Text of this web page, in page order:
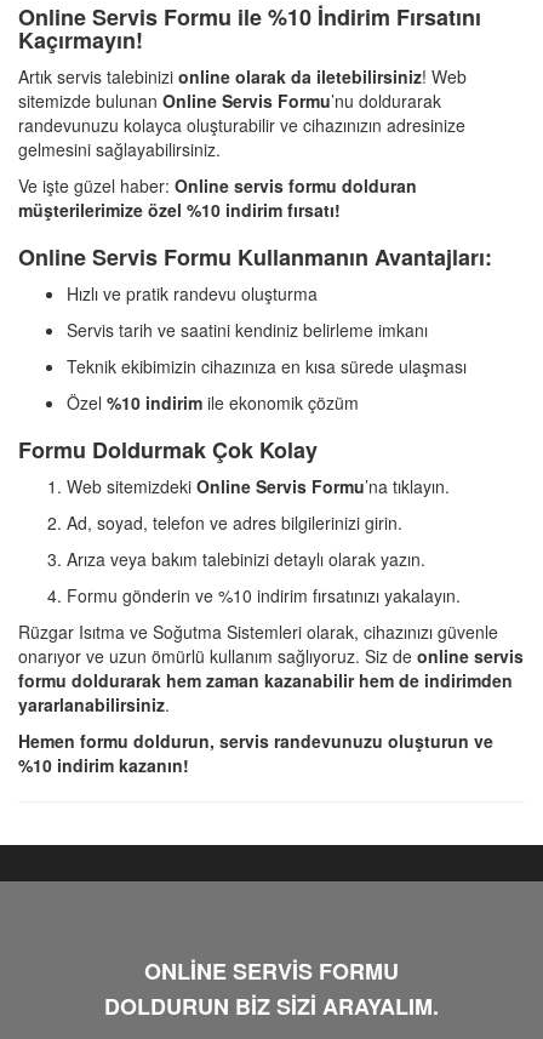
Online Servis Formu ile %10 İndirim Fırsatını
Kaçırmayın!
Artık servis talebinizi online olarak da iletebilirsiniz! Web
sitemizde bulunan Online Servis Formu’nu doldurarak
randevunuzu kolayca oluşturabilir ve cihazınızın adresinize
gelmesini sağlayabilirsiniz.
Ve işte güzel haber: Online servis formu dolduran
müşterilerimize özel %10 indirim fırsatı!
Online Servis Formu Kullanmanın Avantajları:
Hızlı ve pratik randevu oluşturma
Servis tarih ve saatini kendiniz belirleme imkanı
Teknik ekibimizin cihazınıza en kısa sürede ulaşması
Özel %10 indirim ile ekonomik çözüm
Formu Doldurmak Çok Kolay
Web sitemizdeki Online Servis Formu’na tıklayın.
Ad, soyad, telefon ve adres bilgilerinizi girin.
Arıza veya bakım talebinizi detaylı olarak yazın.
Formu gönderin ve %10 indirim fırsatınızı yakalayın.
Rüzgar Isıtma ve Soğutma Sistemleri olarak, cihazınızı güvenle
onarıyor ve uzun ömürlü kullanım sağlıyoruz. Siz de online servis
formu doldurarak hem zaman kazanabilir hem de indirimden
yararlanabilirsiniz.
Hemen formu doldurun, servis randevunuzu oluşturun ve
%10 indirim kazanın!
ONLİNE SERVİS FORMU
DOLDURUN BİZ SİZİ ARAYALIM.